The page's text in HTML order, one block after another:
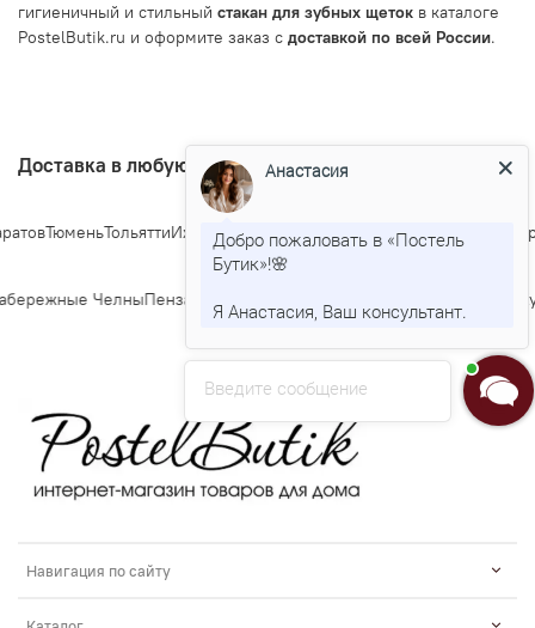
гигиеничный и стильный стакан для зубных щеток в каталоге
PostelButik.ru и оформите заказ с доставкой по всей России.
Доставка в любую точку Росии
ТюменьТольяттиИжевск Барнаул Иркутск
ЧелныПензаЛипецк
Навигация по сайту
Введите сообщение
Анастасия
Добро пожаловать в «Постель
Бутик»!🌸
Я Анастасия, Ваш консультант.